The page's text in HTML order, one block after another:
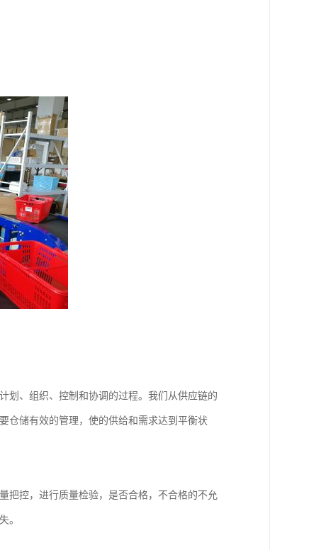
划、组织、控制和协调的过程。我们从供应链的
仓储有效的管理，使的供给和需求达到平衡状
把控，进行质量检验，是否合格，不合格的不允
。